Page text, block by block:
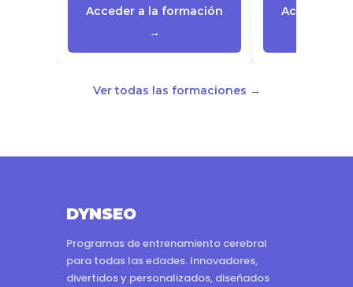
Acceder a la formación
→
Acceder a
Ver todas las formaciones →
DYNSEO
Programas de entrenamiento cerebral
para todas las edades. Innovadores,
divertidos y personalizados, diseñados